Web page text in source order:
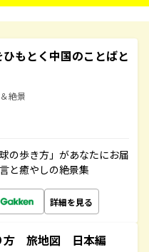
もとく中国のことばと
絶景
の歩き方」があなたにお届
と癒やしの絶景集
詳細を見る
方 旅地図 日本編